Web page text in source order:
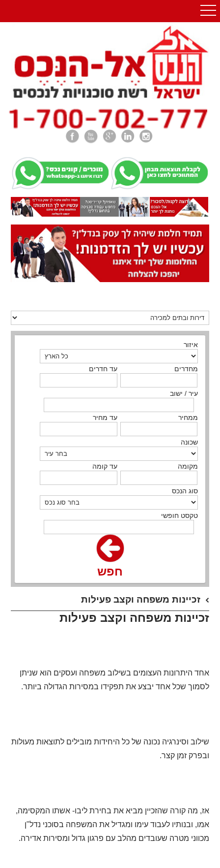
איזור
מחדרים עד חדרים
עיר / ישוב
ממחיר עד מחיר
שכונה
מקומה עד קומה
סוג הנכס
טקסט חופשי
חפש
זכיינות משפחה וקצב פעילות
זכיינות משפחה וקצב פעילות
אחד היתרונות העצומים בשילוב משפחה ועסקים הוא שניתן
לסמוך שכל אחד יבצע את תפקידו במסירות הגדולה ביותר.
שילוב וסינרגיה נכונה של כל היחידות מובילים לתוצאות מעולות
ובפרק זמן קצר.
אז, מה קורה שהזכיין מביא את בחירת ליבו- אשתו המקסימה,
אמו, ובנותיו לעבוד עימו ומגדיל את המשפחה בסוכני נדל"ן
מכווני מטרה שעובדים מהלב עם פרגון גדול ומסירות אדירה.